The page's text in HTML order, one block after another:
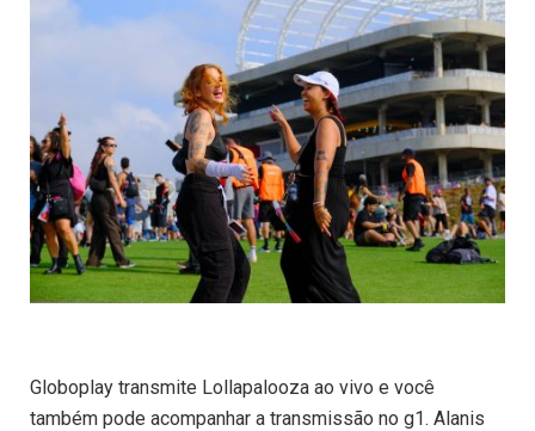
Globoplay transmite Lollapalooza ao vivo e você
também pode acompanhar a transmissão no g1. Alanis